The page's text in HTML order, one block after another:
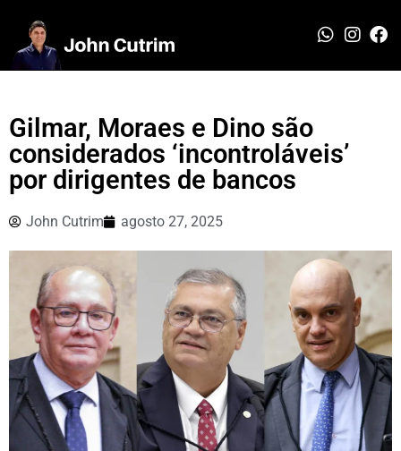
Gilmar, Moraes e Dino são
considerados ‘incontroláveis’
por dirigentes de bancos
John Cutrim agosto 27, 2025